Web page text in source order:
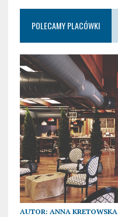
POLECAMY PLACÓWKI
AUTOR: ANNA KRETOWSKA